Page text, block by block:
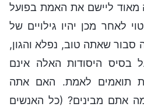
מאוד ליישם את האמת בפועל
לאחר מכן יהיו גילויים של
סבור שאתה טוב, נפלא והגון,
בסיס היסודות האלה אינם
תואמים לאמת. האם אתה
אתם מבינים? (כל האנשים